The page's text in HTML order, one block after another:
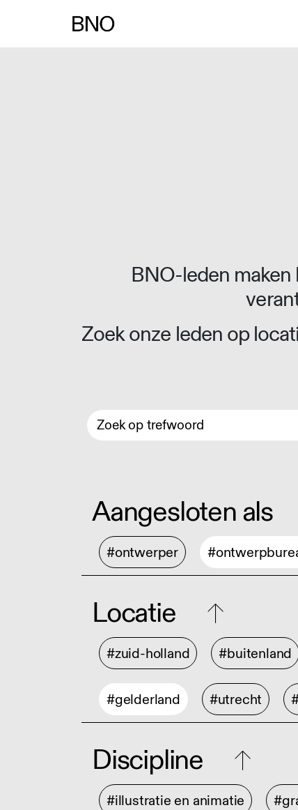
BNO-leden
Zoek onze leden op
Aangesloten als
#ontwerper
Locatie
#zuid-holland #buitenland
#gelderland #utrecht
Discipline
#illustratie en animatie